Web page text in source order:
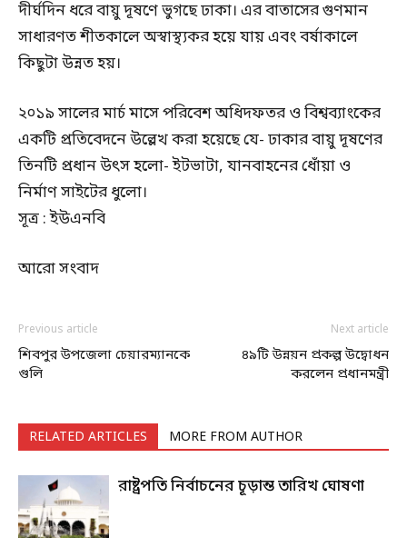
দীর্ঘদিন ধরে বায়ু দূষণে ভুগছে ঢাকা। এর বাতাসের গুণমান
সাধারণত শীতকালে অস্বাস্থ্যকর হয়ে যায় এবং বর্ষাকালে
কিছুটা উন্নত হয়।
২০১৯ সালের মার্চ মাসে পরিবেশ অধিদফতর ও বিশ্বব্যাংকের
একটি প্রতিবেদনে উল্লেখ করা হয়েছে যে- ঢাকার বায়ু দূষণের
তিনটি প্রধান উৎস হলো- ইটভাটা, যানবাহনের ধোঁয়া ও
নির্মাণ সাইটের ধুলো।
সূত্র : ইউএনবি
আরো সংবাদ
Previous article
শিবপুর উপজেলা চেয়ারম্যানকে
গুলি
Next article
৪৯টি উন্নয়ন প্রকল্প উদ্বোধন
করলেন প্রধানমন্ত্রী
RELATED ARTICLES MORE FROM AUTHOR
রাষ্ট্রপতি নির্বাচনের চূড়ান্ত তারিখ ঘোষণা